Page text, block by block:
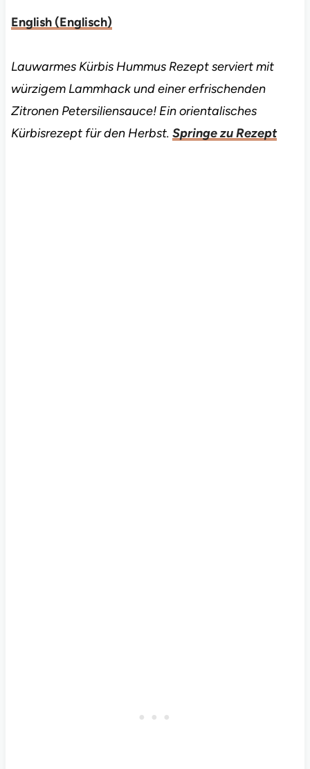
English(Englisch)
Lauwarmes Kürbis Hummus Rezept serviert mit
würzigem Lammhack und einer erfrischenden
Zitronen Petersiliensauce! Ein orientalisches
Kürbisrezept für den Herbst. Springe zu Rezept